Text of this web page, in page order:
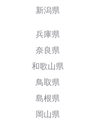
新潟県
兵庫県
奈良県
和歌山県
鳥取県
島根県
岡山県